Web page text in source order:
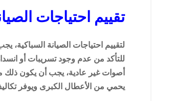
تقييم احتياجات
لتقييم احتياجات الصيانة
للتأكد من عدم وجود تسريبات أو
أصوات غير عادية، يجب أن يكون ذلك
يحمي من الأعطال الكبرى ويوفر